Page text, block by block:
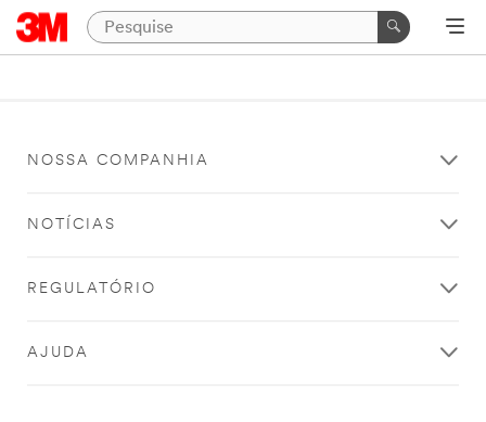
NOSSA COMPANHIA
NOTÍCIAS
REGULATÓRIO
AJUDA